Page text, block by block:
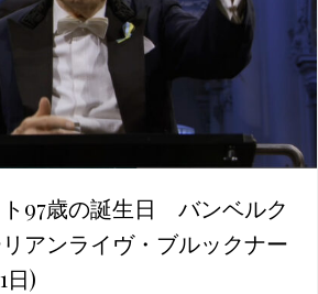
97歳の誕生日 バンベルク
アンライヴ・ブルックナー
日)